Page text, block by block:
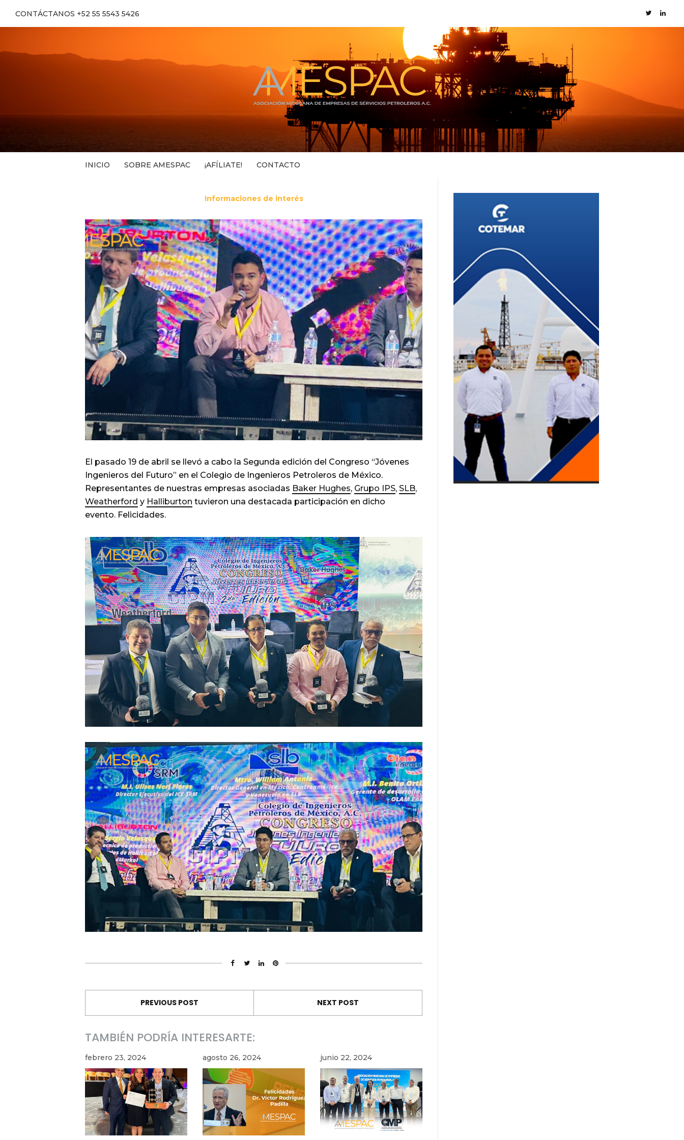
CONTÁCTANOS +52 55 5543 5426
INICIO SOBRE AMESPAC ¡AFÍLIATE! CONTACTO
Informaciones de interés
El pasado 19 de abril se llevó a cabo la Segunda edición del Congreso “Jóvenes
Ingenieros del Futuro” en el Colegio de Ingenieros Petroleros de México.
Representantes de nuestras empresas asociadas Baker Hughes, Grupo IPS, SLB,
Weatherford y Halliburton tuvieron una destacada participación en dicho
evento. Felicidades.
PREVIOUS POST NEXT POST
TAMBIÉN PODRÍA INTERESARTE:
febrero 23, 2024 agosto 26, 2024 junio 22, 2024